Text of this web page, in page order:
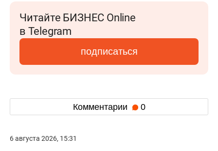
Читайте БИЗНЕС Online
в Telegram
подписаться
Комментарии 0
6 августа 2026, 15:31